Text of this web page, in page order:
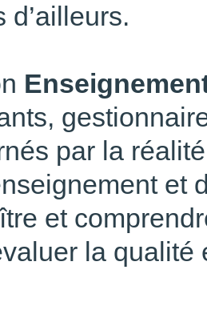
d’ailleurs.
par la
et
et
la